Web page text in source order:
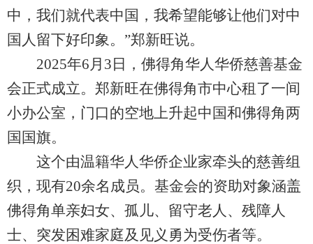
中，我们就代表中国，我希望能够让他们对中
国人留下好印象。”郑新旺说。
2025年6月3日，佛得角华人华侨慈善基金
会正式成立。郑新旺在佛得角市中心租了一间
小办公室，门口的空地上升起中国和佛得角两
国国旗。
这个由温籍华人华侨企业家牵头的慈善组
织，现有20余名成员。基金会的资助对象涵盖
佛得角单亲妇女、孤儿、留守老人、残障人
士、突发困难家庭及见义勇为受伤者等。